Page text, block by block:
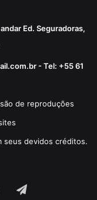
Ed. Seguradoras,
- Tel: +55 61
de reproduções
seus devidos créditos.